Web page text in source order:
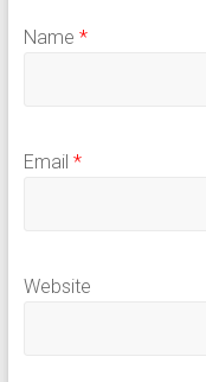
Name *
Email *
Website